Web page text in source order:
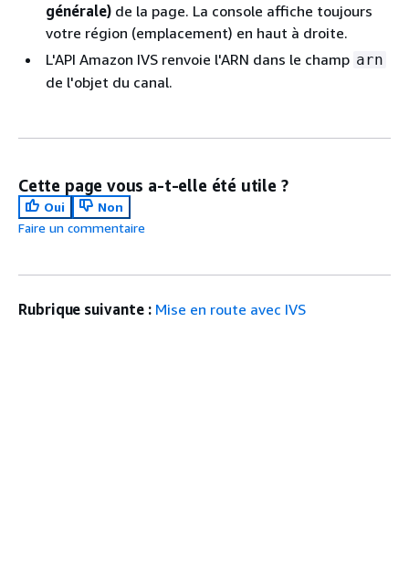
générale) de la page. La console affiche toujours
votre région (emplacement) en haut à droite.
L'API Amazon IVS renvoie l'ARN dans le champ arn
de l'objet du canal.
Cette page vous a-t-elle été utile ?
Oui
Non
Faire un commentaire
Rubrique suivante : Mise en route avec IVS